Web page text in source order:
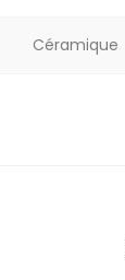
Céramique